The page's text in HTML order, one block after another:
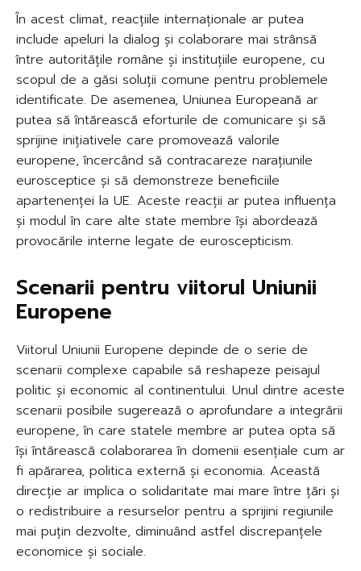
În acest climat, reacțiile internaționale ar putea
include apeluri la dialog și colaborare mai strânsă
între autoritățile române și instituțiile europene, cu
scopul de a găsi soluții comune pentru problemele
identificate. De asemenea, Uniunea Europeană ar
putea să întărească eforturile de comunicare și să
sprijine inițiativele care promovează valorile
europene, încercând să contracareze narațiunile
eurosceptice și să demonstreze beneficiile
apartenenței la UE. Aceste reacții ar putea influența
și modul în care alte state membre își abordează
provocările interne legate de euroscepticism.
Scenarii pentru viitorul Uniunii
Europene
Viitorul Uniunii Europene depinde de o serie de
scenarii complexe capabile să reshapeze peisajul
politic și economic al continentului. Unul dintre aceste
scenarii posibile sugerează o aprofundare a integrării
europene, în care statele membre ar putea opta să
își întărească colaborarea în domenii esențiale cum ar
fi apărarea, politica externă și economia. Această
direcție ar implica o solidaritate mai mare între țări și
o redistribuire a resurselor pentru a sprijini regiunile
mai puțin dezvolte, diminuând astfel discrepanțele
economice și sociale.